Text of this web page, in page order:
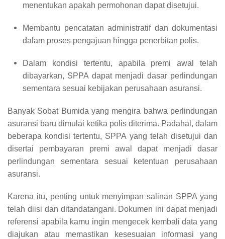
menentukan apakah permohonan dapat disetujui.
Membantu pencatatan administratif dan dokumentasi
dalam proses pengajuan hingga penerbitan polis.
Dalam kondisi tertentu, apabila premi awal telah
dibayarkan, SPPA dapat menjadi dasar perlindungan
sementara sesuai kebijakan perusahaan asuransi.
Banyak Sobat Bumida yang mengira bahwa perlindungan
asuransi baru dimulai ketika polis diterima. Padahal, dalam
beberapa kondisi tertentu, SPPA yang telah disetujui dan
disertai pembayaran premi awal dapat menjadi dasar
perlindungan sementara sesuai ketentuan perusahaan
asuransi.
Karena itu, penting untuk menyimpan salinan SPPA yang
telah diisi dan ditandatangani. Dokumen ini dapat menjadi
referensi apabila kamu ingin mengecek kembali data yang
diajukan atau memastikan kesesuaian informasi yang